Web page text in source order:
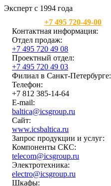
Эксперт с 1994 года
+7 495 720-49-00
Контактная информация:
Отдел продаж:
+7 495 720 49 08
Проектный отдел:
+7 495 720 49 03
Филиал в Санкт-Петербурге:
Телефон:
+7 812 385-14-64
E-mail:
baltica@icsgroup.ru
Сайт:
www.icsbaltica.ru
Запрос продукции и услуг:
Компоненты СКС:
telecom@icsgroup.ru
Электротехника:
electro@icsgroup.ru
Шкафы: